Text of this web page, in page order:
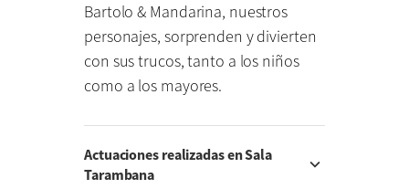
Bartolo & Mandarina, nuestros
personajes, sorprenden y divierten
con sus trucos, tanto a los niños
como a los mayores.
Actuaciones realizadas en Sala
Tarambana